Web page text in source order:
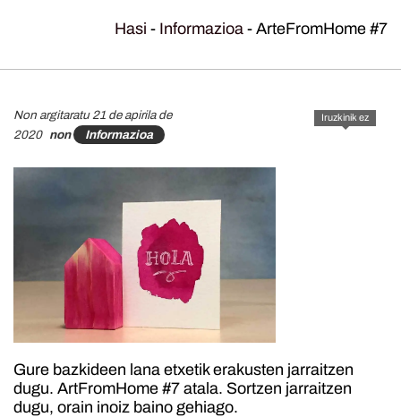
Hasi - Informazioa - ArteFromHome #7
Iruzkinik ez
Non argitaratu 21 de apirila de
2020 non Informazioa
Gure bazkideen lana etxetik erakusten jarraitzen
dugu. ArtFromHome #7 atala. Sortzen jarraitzen
dugu, orain inoiz baino gehiago.